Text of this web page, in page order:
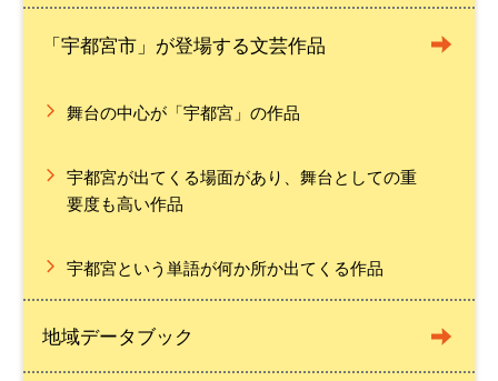
「宇都宮市」が登場する文芸作品
舞台の中心が「宇都宮」の作品
宇都宮が出てくる場面があり、舞台としての重
要度も高い作品
宇都宮という単語が何か所か出てくる作品
地域データブック